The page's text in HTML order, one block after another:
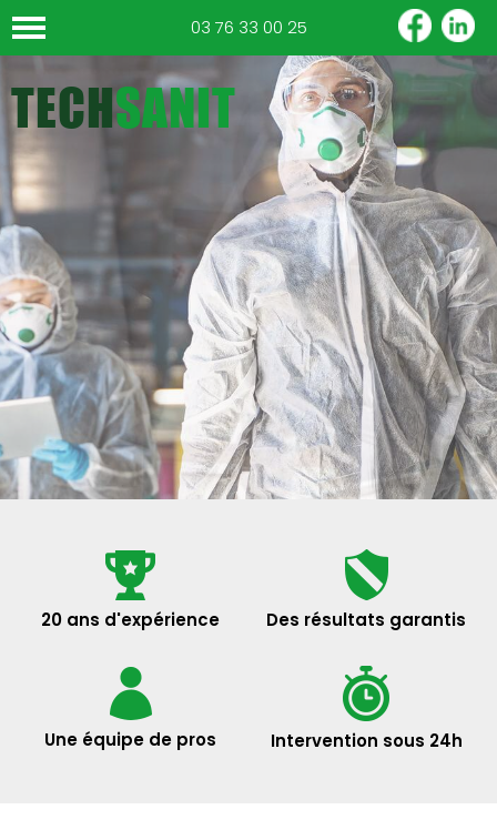
03 76 33 00 25
TECHSANIT
20 ans d'expérience Des résultats garantis
Une équipe de pros Intervention sous 24h